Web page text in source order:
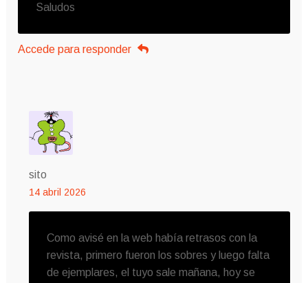
Saludos
Accede para responder
sito
14 abril 2026
Como avisé en la web había retrasos con la
revista, primero fueron los sobres y luego falta
de ejemplares, el tuyo sale mañana, hoy se